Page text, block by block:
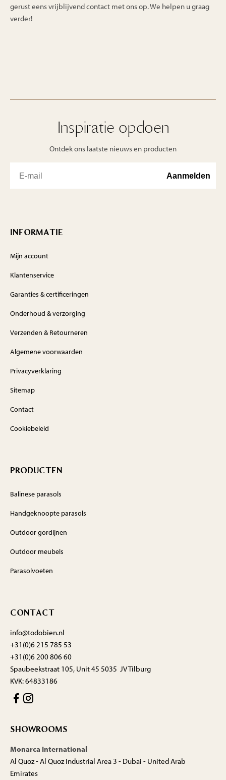
gerust eens vrijblijvend contact met ons op. We helpen u graag
verder!
Inspiratie opdoen
Ontdek ons laatste nieuws en producten
INFORMATIE
Mijn account
Klantenservice
Garanties & certificeringen
Onderhoud & verzorging
Verzenden & Retourneren
Algemene voorwaarden
Privacyverklaring
Sitemap
Contact
Cookiebeleid
PRODUCTEN
Balinese parasols
Handgeknoopte parasols
Outdoor gordijnen
Outdoor meubels
Parasolvoeten
CONTACT
info@todobien.nl
+31(0)6 215 785 53
+31(0)6 200 806 60
Spaubeekstraat 105, Unit 45 5035 JV Tilburg
KVK: 64833186
SHOWROOMS
Monarca International
Al Quoz - Al Quoz Industrial Area 3 - Dubai - United Arab
Emirates